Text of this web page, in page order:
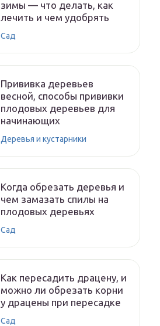
зимы — что делать, как
лечить и чем удобрять
Сад
Прививка деревьев
весной, способы прививки
плодовых деревьев для
начинающих
Деревья и кустарники
Когда обрезать деревья и
чем замазать спилы на
плодовых деревьях
Сад
Как пересадить драцену, и
можно ли обрезать корни
у драцены при пересадке
Сад